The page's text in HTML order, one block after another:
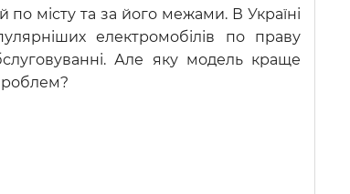
місту та за його межами. В Україні
електромобілів по праву
Але яку модель краще